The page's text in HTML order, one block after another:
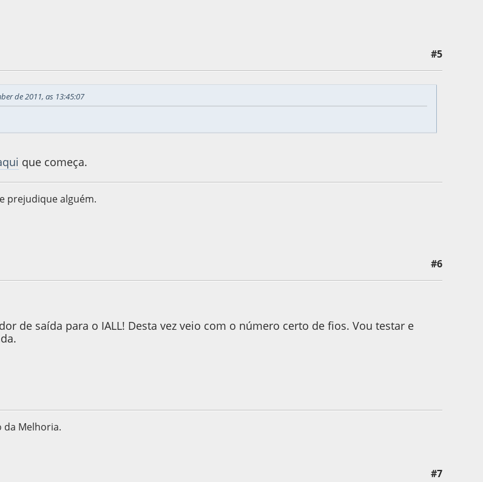
#5
de 2011, as 13:45:07
que começa.
prejudique alguém.
#6
de saída para o IALL! Desta vez veio com o número certo de fios. Vou testar e
da Melhoria.
#7